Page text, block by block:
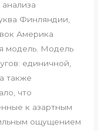
Финляндии,
Америка
модель. Модель
единичной,
также
что
к азартным
ощущением